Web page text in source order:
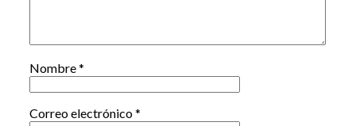
Nombre*
Correo electrónico*